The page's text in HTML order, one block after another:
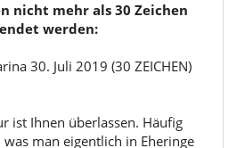
nicht mehr als 30 Zeichen
werden:
30. Juli 2019 (30 ZEICHEN)
ist Ihnen überlassen. Häufig
man eigentlich in Eheringe